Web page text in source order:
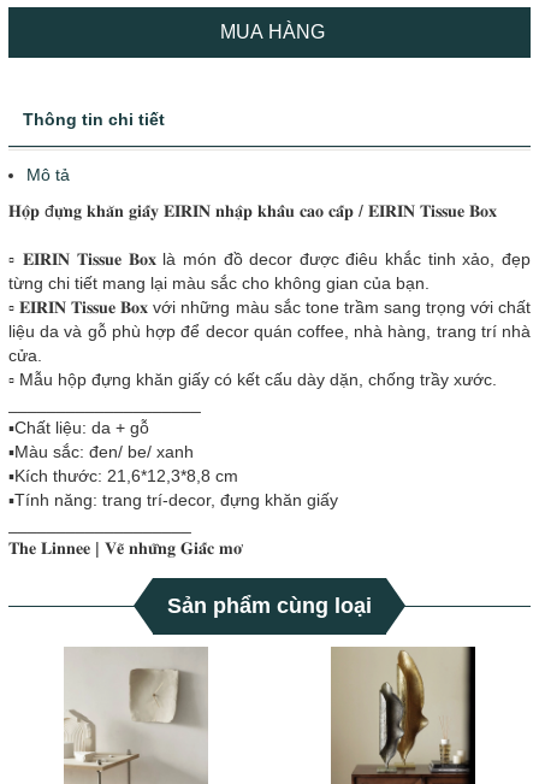
MUA HÀNG
Thông tin chi tiết
Mô tả
𝐇𝐨̣̂𝐩 đ𝐮̛̣𝐧𝐠 𝐤𝐡𝐚̆𝐧 𝐠𝐢𝐚̂́𝐲 𝐄𝐈𝐑𝐈𝐍 𝐧𝐡𝐚̣̂𝐩 𝐤𝐡𝐚̂̉𝐮 𝐜𝐚𝐨 𝐜𝐚̂́𝐩 / 𝐄𝐈𝐑𝐈𝐍 𝐓𝐢𝐬𝐬𝐮𝐞 𝐁𝐨𝐱
▫️ 𝐄𝐈𝐑𝐈𝐍 𝐓𝐢𝐬𝐬𝐮𝐞 𝐁𝐨𝐱 là món đồ decor được điêu khắc tinh xảo, đẹp
từng chi tiết mang lại màu sắc cho không gian của bạn.
▫️ 𝐄𝐈𝐑𝐈𝐍 𝐓𝐢𝐬𝐬𝐮𝐞 𝐁𝐨𝐱 với những màu sắc tone trầm sang trọng với chất
liệu da và gỗ phù hợp để decor quán coffee, nhà hàng, trang trí nhà
cửa.
▫️ Mẫu hộp đựng khăn giấy có kết cấu dày dặn, chống trầy xước.
▪️Chất liệu: da + gỗ
▪️Màu sắc: đen/ be/ xanh
▪️Kích thước: 21,6*12,3*8,8 cm
▪️Tính năng: trang trí-decor, đựng khăn giấy
𝐓𝐡𝐞 𝐋𝐢𝐧𝐧𝐞𝐞 | 𝐕𝐞̃ 𝐧𝐡𝐮̛̃𝐧𝐠 𝐆𝐢𝐚̂́𝐜 𝐦𝐨̛
Sản phẩm cùng loại